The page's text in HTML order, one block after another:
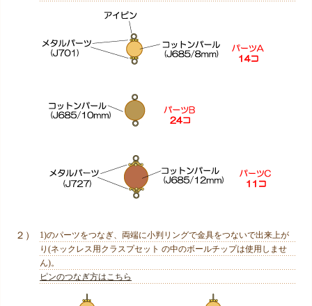
２）
1)のパーツをつなぎ、両端に小判リングで金具をつないで出来上が
り(ネックレス用クラスプセット の中のボールチップは使用しませ
ん)。
ピンのつなぎ方はこちら